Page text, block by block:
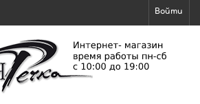
Войти